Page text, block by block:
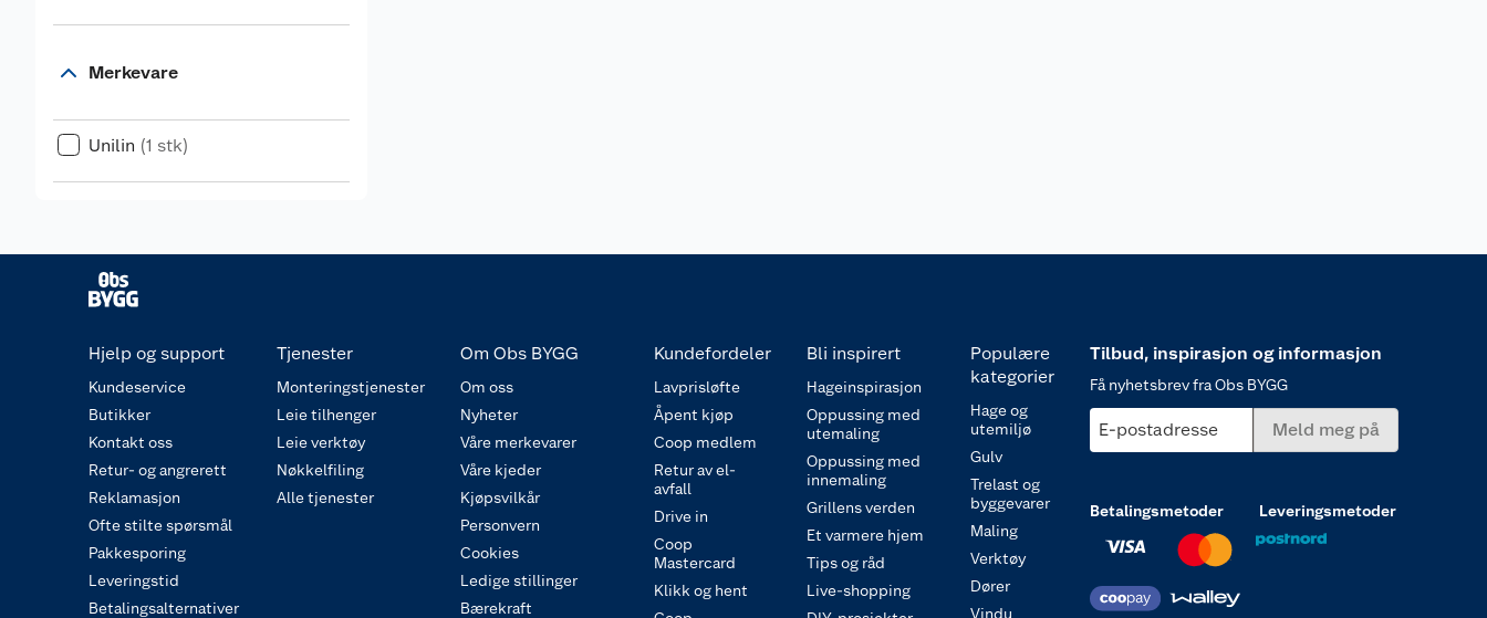
Merkevare
Unilin (1 stk)
Hjelp og support
Kundeservice
Butikker
Kontakt oss
Retur- og angrerett
Reklamasjon
Ofte stilte spørsmål
Pakkesporing
Leveringstid
Betalingsalternativer
Tjenester
Monteringstjenester
Leie tilhenger
Leie verktøy
Nøkkelfiling
Alle tjenester
Om Obs BYGG
Om oss
Nyheter
Våre merkevarer
Våre kjeder
Kjøpsvilkår
Personvern
Cookies
Ledige stillinger
Bærekraft
Kundefordeler
Lavprisløfte
Åpent kjøp
Coop medlem
Retur av el-
avfall
Drive in
Coop
Mastercard
Klikk og hent
Bli inspirert
Hageinspirasjon
Oppussing med
utemaling
Oppussing med
innemaling
Grillens verden
Et varmere hjem
Tips og råd
Live-shopping
Populære
kategorier
Hage og
utemiljø
Gulv
Trelast og
byggevarer
Maling
Verktøy
Dører
Vindu
Tilbud, inspirasjon og informasjon
Få nyhetsbrev fra Obs BYGG
E-postadresse Meld meg på
Betalingsmetoder Leveringsmetoder